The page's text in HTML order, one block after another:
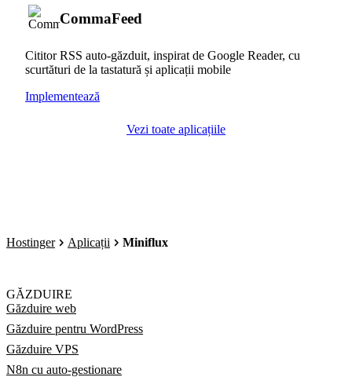
CommaFeed
Cititor RSS auto-găzduit, inspirat de Google Reader, cu
scurtături de la tastatură și aplicații mobile
Implementează
Vezi toate aplicațiile
Hostinger Aplicații Miniflux
GĂZDUIRE
Găzduire web
Găzduire pentru WordPress
Găzduire VPS
N8n cu auto-gestionare